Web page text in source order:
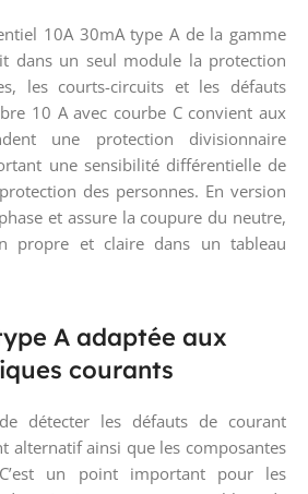
10A 30mA type A de la gamme
dans un seul module la protection
les courts-circuits et les défauts
10 A avec courbe C convient aux
une protection divisionnaire
une sensibilité différentielle de
des personnes. En version
et assure la coupure du neutre,
propre et claire dans un tableau
A adaptée aux
courants
détecter les défauts de courant
alternatif ainsi que les composantes
un point important pour les